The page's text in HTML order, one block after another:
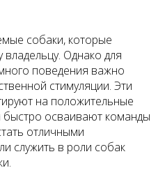
собаки, которые
владельцу. Однако для
поведения важно
стимуляции. Эти
на положительные
осваивают команды
отличными
служить в роли собак